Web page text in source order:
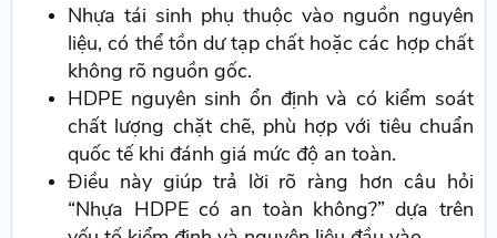
Nhựa tái sinh phụ thuộc vào nguồn nguyên
liệu, có thể tồn dư tạp chất hoặc các hợp chất
không rõ nguồn gốc.
HDPE nguyên sinh ổn định và có kiểm soát
chất lượng chặt chẽ, phù hợp với tiêu chuẩn
quốc tế khi đánh giá mức độ an toàn.
Điều này giúp trả lời rõ ràng hơn câu hỏi
“Nhựa HDPE có an toàn không?” dựa trên